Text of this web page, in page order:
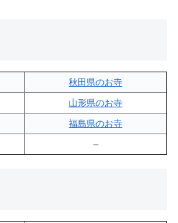
秋田県のお寺
山形県のお寺
福島県のお寺
–